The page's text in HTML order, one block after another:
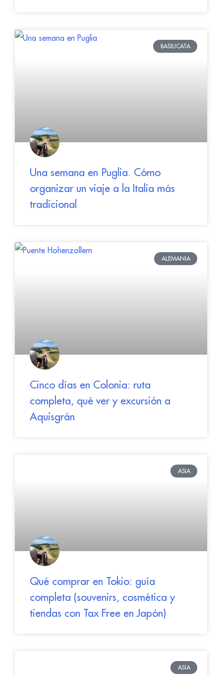
BASILICATA
Una semana en Puglia. Cómo
organizar un viaje a la Italia más
tradicional
ALEMANIA
Cinco días en Colonia: ruta
completa, qué ver y excursión a
Aquisgrán
ASIA
Qué comprar en Tokio: guía
completa (souvenirs, cosmética y
tiendas con Tax Free en Japón)
ASIA